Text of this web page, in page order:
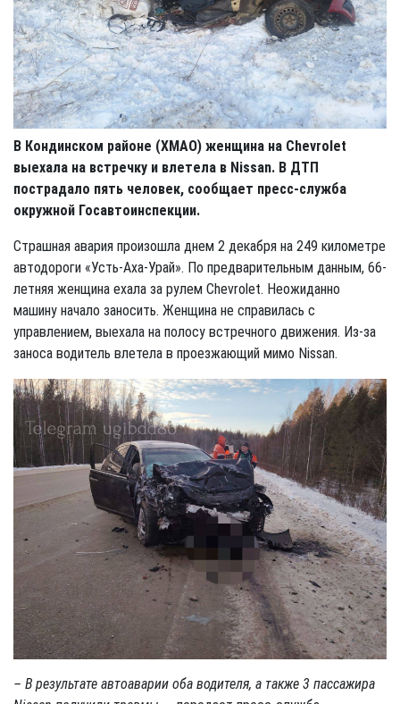
В Кондинском районе (ХМАО) женщина на Chevrolet
выехала на встречку и влетела в Nissan. В ДТП
пострадало пять человек, сообщает пресс-служба
окружной Госавтоинспекции.
Страшная авария произошла днем 2 декабря на 249 километре
автодороги «Усть-Аха-Урай». По предварительным данным, 66-
летняя женщина ехала за рулем Chevrolet. Неожиданно
машину начало заносить. Женщина не справилась с
управлением, выехала на полосу встречного движения. Из-за
заноса водитель влетела в проезжающий мимо Nissan.
– В результате автоаварии оба водителя, а также 3 пассажира